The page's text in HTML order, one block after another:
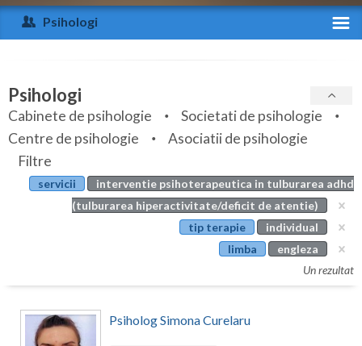
Arad
Arges
Bihor
Bistrita-Nasaud
Botosani
Calarasi
Psihologi
Specialitati
Servicii
Articole
Evenimente
Psihologi
Cabinete de psihologie
Societati de psihologie
Centre de psihologie
Asociatii de psihologie
Filtre
servicii
interventie psihoterapeutica in tulburarea adhd
(tulburarea hiperactivitate/deficit de atentie)
tip terapie
individual
limba
engleza
Un rezultat
Psiholog Simona Curelaru